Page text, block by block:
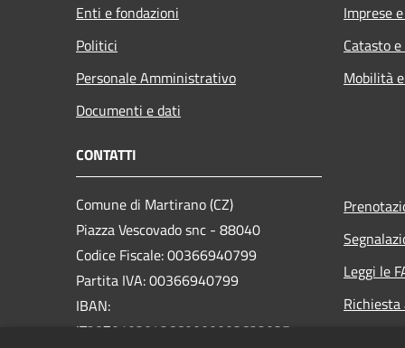
Enti e fondazioni
Politici
Personale Amministrativo
Documenti e dati
Imprese
Catasto
Mobilità
CONTATTI
Comune di Martirano (CZ)
Piazza Vescovado snc - 88040
Codice Fiscale: 00366940799
Partita IVA: 00366940799
IBAN:
IT28Z0103042660000003622035
Leggi le